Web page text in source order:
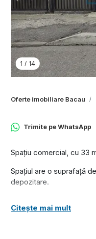
1 / 14
Oferte imobiliare Bacau
Trimite peWhatsApp
Spațiu comercial, cu 33
Spațiul are o suprafață
depozitare.
principala este un aer
Citește mai mult